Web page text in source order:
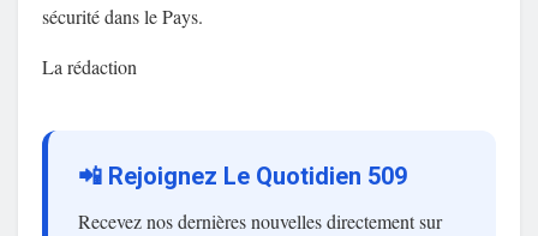
sécurité dans le Pays.
La rédaction
📲 Rejoignez Le Quotidien 509
Recevez nos dernières nouvelles directement sur